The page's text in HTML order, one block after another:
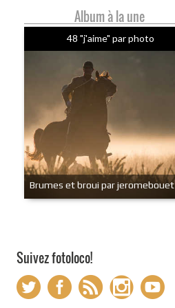
Album à la une
48 "j'aime" par photo
Brumes et broui par jeromebouet
Suivez fotoloco!